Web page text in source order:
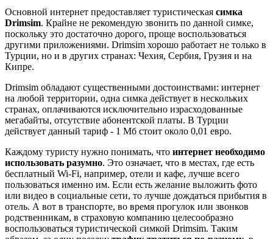
Основной интернет предоставляет туристическая симка
Drimsim. Крайне не рекомендую звонить по данной симке,
поскольку это достаточно дорого, проще воспользоваться
другими приложениями. Drimsim хорошо работает не только в
Турции, но и в других странах: Чехия, Сербия, Грузия и на
Кипре.
Drimsim обладают существенными достоинствами: интернет
на любой территории, одна симка действует в нескольких
странах, оплачиваются исключительно израсходованные
мегабайты, отсутствие абонентской платы. В Турции
действует данный тариф - 1 Мб стоит около 0,01 евро.
Каждому туристу нужно понимать, что интернет необходимо
использовать разумно. Это означает, что в местах, где есть
бесплатный Wi-Fi, например, отели и кафе, лучше всего
пользоваться именно им. Если есть желание выложить фото
или видео в социальные сети, то лучше дождаться прибытия в
отель. А вот в транспорте, во время прогулок или звонков
родственникам, в страховую компанию целесообразно
воспользоваться туристической симкой Drimsim. Таким